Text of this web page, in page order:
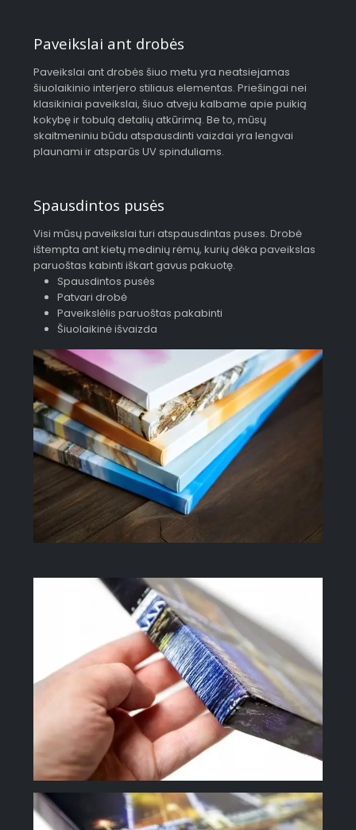
Paveikslai ant drobės
Paveikslai ant drobės šiuo metu yra neatsiejamas
šiuolaikinio interjero stiliaus elementas. Priešingai nei
klasikiniai paveikslai, šiuo atveju kalbame apie puikią
kokybę ir tobulą detalių atkūrimą. Be to, mūsų
skaitmeniniu būdu atspausdinti vaizdai yra lengvai
plaunami ir atsparūs UV spinduliams.
Spausdintos pusės
Visi mūsų paveikslai turi atspausdintas puses. Drobė
ištempta ant kietų medinių rėmų, kurių dėka paveikslas
paruoštas kabinti iškart gavus pakuotę.
Spausdintos pusės
Patvari drobė
Paveikslėlis paruoštas pakabinti
Šiuolaikinė išvaizda